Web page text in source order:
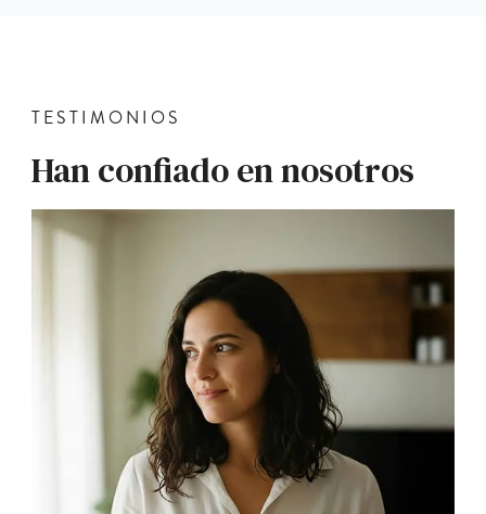
TESTIMONIOS
Han confiado en nosotros